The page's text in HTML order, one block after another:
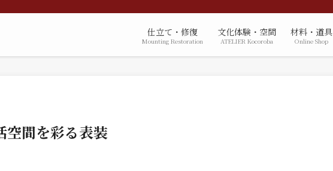
仕立て・修復
Mounting Restoration
文化体験・空間
ATELIER Kocoroba
材料・道具
Online Shop
空間を彩る表装